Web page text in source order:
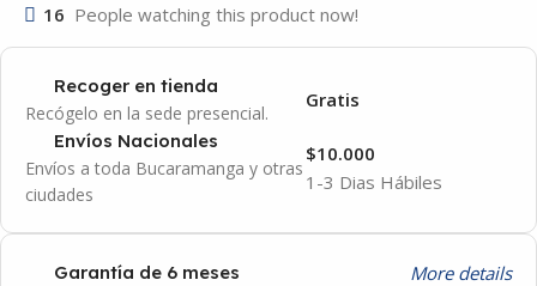
16 People watching this product now!
Recoger en tienda
Recógelo en la sede presencial.
Gratis
Envíos Nacionales
Envíos a toda Bucaramanga y otras
ciudades
1-3 Dias Hábiles
$10.000
Garantía de 6 meses More details